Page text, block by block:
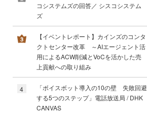
コシステムズの回答／ シスコシステム
ズ
【イベントレポート】カインズのコンタ
クトセンター改革 ～AIエージェント活
用によるACW削減とVoCを活かした売
上貢献への取り組み
4
「ボイスボット導入の10の壁 失敗回避
する5つのステップ」電話放送局 / DHK
CANVAS